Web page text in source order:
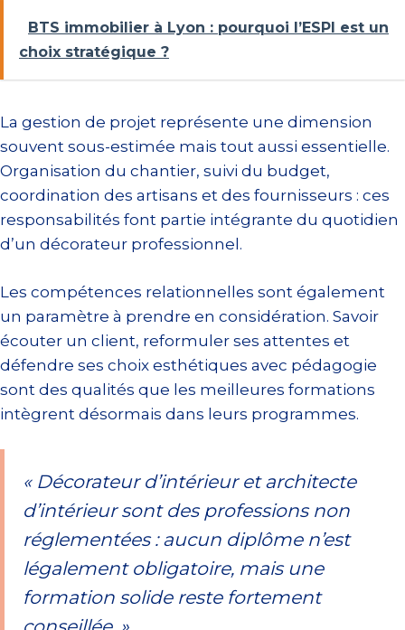
BTS immobilier à Lyon : pourquoi l’ESPI est un
choix stratégique ?
La gestion de projet représente une dimension
souvent sous-estimée mais tout aussi essentielle.
Organisation du chantier, suivi du budget,
coordination des artisans et des fournisseurs : ces
responsabilités font partie intégrante du quotidien
d’un décorateur professionnel.
Les compétences relationnelles sont également
un paramètre à prendre en considération. Savoir
écouter un client, reformuler ses attentes et
défendre ses choix esthétiques avec pédagogie
sont des qualités que les meilleures formations
intègrent désormais dans leurs programmes.
« Décorateur d’intérieur et architecte
d’intérieur sont des professions non
réglementées : aucun diplôme n’est
légalement obligatoire, mais une
formation solide reste fortement